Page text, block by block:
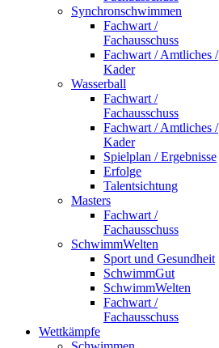
Synchronschwimmen
Fachwart /
Fachausschuss
Fachwart / Amtliches /
Kader
Wasserball
Fachwart /
Fachausschuss
Fachwart / Amtliches /
Kader
Spielplan / Ergebnisse
Erfolge
Talentsichtung
Masters
Fachwart /
Fachausschuss
SchwimmWelten
Sport und Gesundheit
SchwimmGut
SchwimmWelten
Fachwart /
Fachausschuss
Wettkämpfe